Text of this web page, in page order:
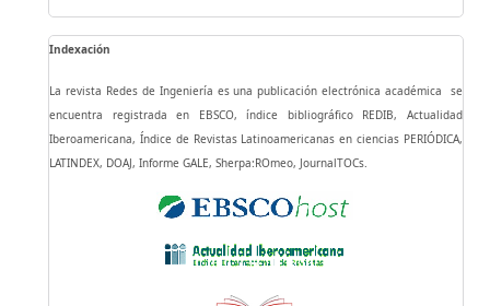
Indexación
La revista Redes de Ingeniería es una publicación electrónica académica se
encuentra registrada en EBSCO, índice bibliográfico REDIB, Actualidad
Iberoamericana, Índice de Revistas Latinoamericanas en ciencias PERIÓDICA,
LATINDEX, DOAJ, Informe GALE, Sherpa:ROmeo, JournalTOCs.